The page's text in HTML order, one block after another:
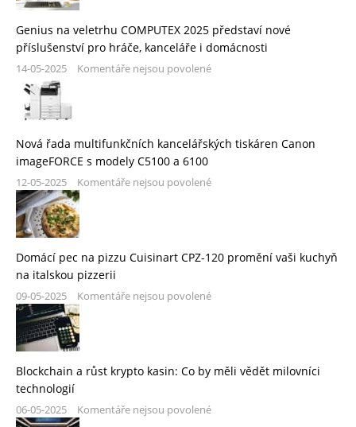
Genius na veletrhu COMPUTEX 2025 představí nové
příslušenství pro hráče, kanceláře i domácnosti
14-05-2025 Komentáře nejsou povolené
Nová řada multifunkčních kancelářských tiskáren Canon
imageFORCE s modely C5100 a 6100
12-05-2025 Komentáře nejsou povolené
Domácí pec na pizzu Cuisinart CPZ-120 promění vaši kuchyň
na italskou pizzerii
09-05-2025 Komentáře nejsou povolené
Blockchain a růst krypto kasin: Co by měli vědět milovníci
technologií
06-05-2025 Komentáře nejsou povolené